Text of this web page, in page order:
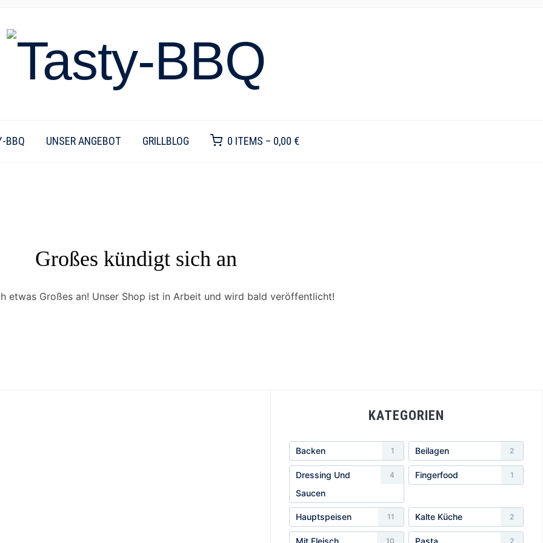
BBQ UNSER ANGEBOT GRILLBLOG 0 ITEMS – 0,00 €
Großes kündigt sich an
etwas Großes an! Unser Shop ist in Arbeit und wird bald veröffentlicht!
KATEGORIEN
Backen 1 Beilagen 2
Dressing Und
Saucen
4 Fingerfood 1
Hauptspeisen 11 Kalte Küche 2
10 2